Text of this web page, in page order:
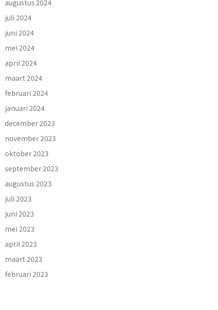
augustus 2024
juli 2024
juni 2024
mei 2024
april 2024
maart 2024
februari 2024
januari 2024
december 2023
november 2023
oktober 2023
september 2023
augustus 2023
juli 2023
juni 2023
mei 2023
april 2023
maart 2023
februari 2023